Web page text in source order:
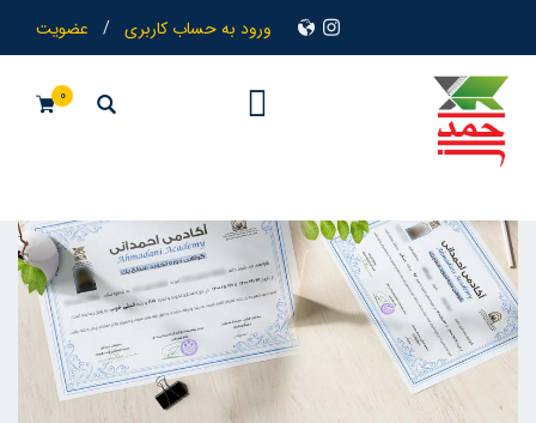
ورود به حساب کاربری / عضویت
0